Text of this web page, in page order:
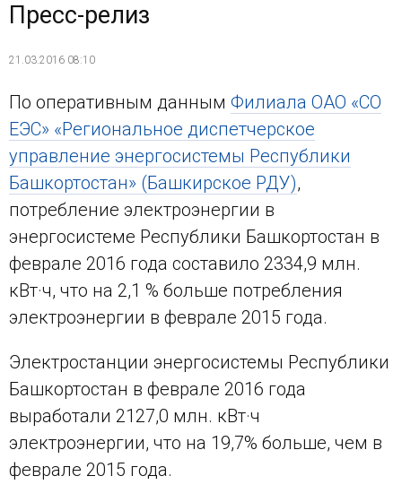
Пресс-релиз
21.03.2016 08:10
По оперативным данным Филиала ОАО «СО
ЕЭС» «Региональное диспетчерское
управление энергосистемы Республики
Башкортостан» (Башкирское РДУ),
потребление электроэнергии в
энергосистеме Республики Башкортостан в
феврале 2016 года составило 2334,9 млн.
кВт·ч, что на 2,1 % больше потребления
электроэнергии в феврале 2015 года.
Электростанции энергосистемы Республики
Башкортостан в феврале 2016 года
выработали 2127,0 млн. кВт·ч
электроэнергии, что на 19,7% больше, чем в
феврале 2015 года.